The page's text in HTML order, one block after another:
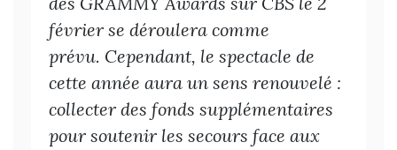
février se déroulera comme
prévu. Cependant, le spectacle de
cette année aura un sens renouvelé :
collecter des fonds supplémentaires
pour soutenir les secours face aux